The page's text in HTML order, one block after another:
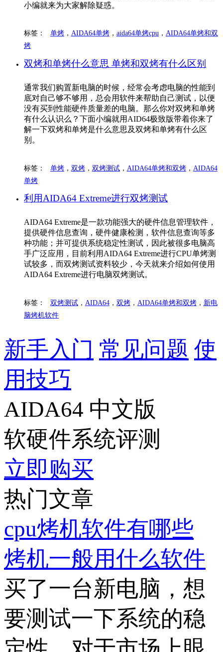
小编就来为大家解除疑惑。
标签： 单烤， AIDA64单烤， aida64单烤cpu， AIDA64单烤和双
烤
双烤和单烤什么意思 单烤和双烤有什么区别
通常我们购置新电脑的时候，经常会考虑电脑的性能到
底对自己够不够用，总会用软件来帮助自己测试，以便
没有买到性能硬件质量差的电脑。那么你对双烤和单烤
有什么认识么？下面小编就用AID64极致版带着你来了
解一下双烤和单烤是什么意思及双烤和单烤有什么区
别。
标签： 单烤， 双烤， 双烤测试， AIDA64单烤和双烤， AIDA64
单烤
利用AIDA64 Extreme进行双烤测试
AIDA64 Extreme是一款功能强大的硬件信息管理软件，
提供硬件信息查询，硬件健康检测，软件信息查询等多
种功能；并可提供系统稳定性测试，因此被很多电脑高
手广泛应用，目前利用AIDA64 Extreme进行CPU单烤测
试较多，而双烤测试资料较少，今天就来介绍如何使用
AIDA64 Extreme进行电脑双烤测试。
标签： 双烤测试， AIDA64， 双烤， AIDA64单烤和双烤， 新电
脑烤机软件
新手入门 常见问题 使
用技巧
AIDA64 中文版
软硬件系统评测
立即购买
热门文章
cpu烤机软件有哪些
烤机一般用什么软件
买了一台新电脑，想
要测试一下系统的稳